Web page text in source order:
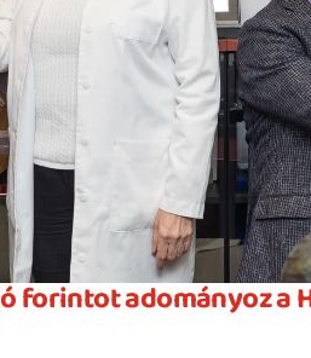
forintot adományoz a